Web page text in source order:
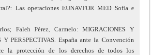
Las operaciones EUNAVFOR MED Sofia e
Faleh Pérez, Carmelo: MIGRACIONES Y
PERSPECTIVAS. España ante la Convención
la protección de los derechos de todos los